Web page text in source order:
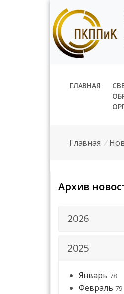
ГЛАВНАЯ
Главная /
Архив
2026
2025
Январь 78
Февраль 79